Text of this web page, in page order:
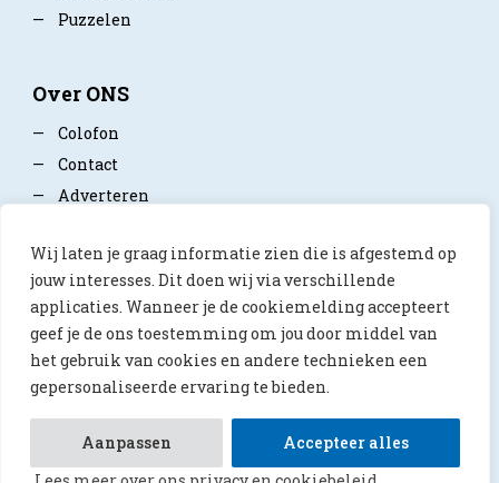
Wij laten je graag informatie zien die is afgestemd op
jouw interesses. Dit doen wij via verschillende
applicaties. Wanneer je de cookiemelding accepteert
geef je de ons toestemming om jou door middel van
het gebruik van cookies en andere technieken een
gepersonaliseerde ervaring te bieden.
Aanpassen
Accepteer alles
—
Puzzelen
Over ONS
—
Colofon
—
Contact
—
Adverteren
—Privacy policy
© 2026 ONS Magazine